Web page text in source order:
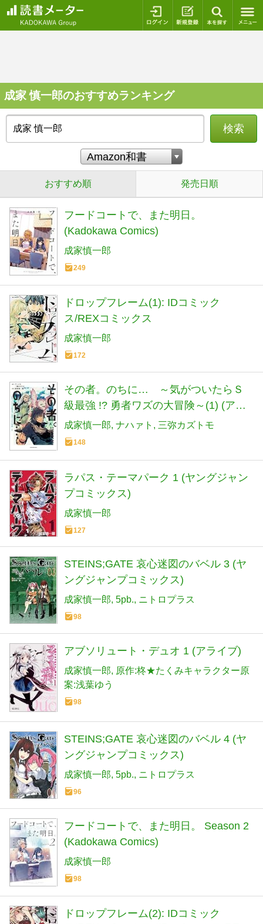
ログイン 新規登録
成家 慎一郎のおすすめランキング
検索
おすすめ順 発売日順
フードコートで、また明日。
(Kadokawa Comics)
成家慎一郎
249
ドロップフレーム(1): IDコミック
ス/REXコミックス
成家慎一郎
172
その者。のちに… ～気がついたらＳ
級最強 !? 勇者ワズの大冒険～(1) (アー
ス・スターコミックス)
成家慎一郎 ナハァト 三弥カズトモ
148
ラパス・テーマパーク 1 (ヤングジャン
プコミックス)
成家慎一郎
127
STEINS;GATE 哀心迷図のバベル 3 (ヤ
ングジャンプコミックス)
成家慎一郎 5pb. ニトロプラス
98
アブソリュート・デュオ 1 (アライブ)
成家慎一郎
原作:柊★たくみキャラクター原
案:浅葉ゆう
98
STEINS;GATE 哀心迷図のバベル 4 (ヤ
ングジャンプコミックス)
成家慎一郎 5pb. ニトロプラス
96
フードコートで、また明日。 Season 2
(Kadokawa Comics)
成家慎一郎
98
ドロップフレーム(2): IDコミック